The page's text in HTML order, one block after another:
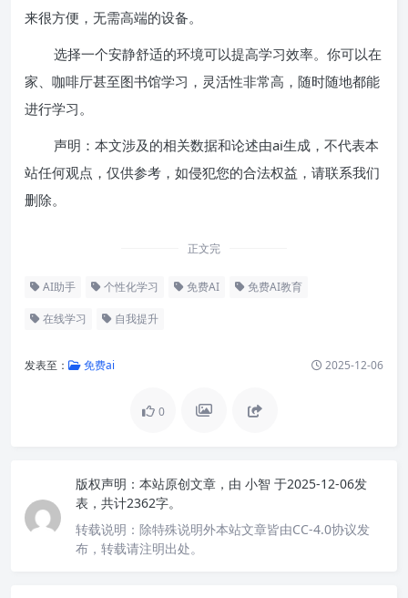
来很方便，无需高端的设备。
选择一个安静舒适的环境可以提高学习效率。你可以在
家、咖啡厅甚至图书馆学习，灵活性非常高，随时随地都能
进行学习。
声明：本文涉及的相关数据和论述由ai生成，不代表本
站任何观点，仅供参考，如侵犯您的合法权益，请联系我们
删除。
正文完
AI助手 个性化学习 免费AI 免费AI教育
在线学习 自我提升
发表至： 免费ai 2025-12-06
0
版权声明： 本站原创文章，由 小智 于2025-12-06发
表，共计2362字。
转载说明： 除特殊说明外本站文章皆由CC-4.0协议发
布，转载请注明出处。